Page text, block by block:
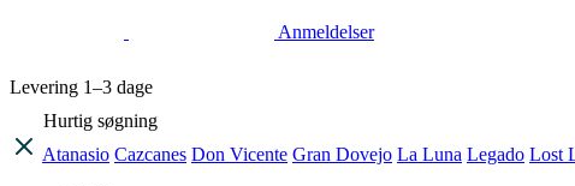
Anmeldelser
Levering 1–3 dage
Hurtig søgning
Atanasio Cazcanes Don Vicente Gran Dovejo La Luna Legado Lost